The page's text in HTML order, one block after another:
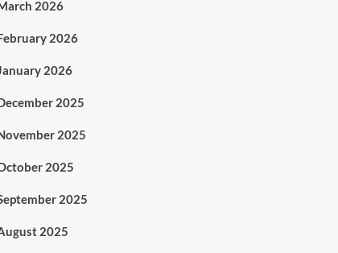
2026
2026
2026
2025
2025
2025
2025
2025